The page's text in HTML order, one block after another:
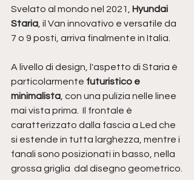
Svelato al mondo nel 2021, Hyundai
Staria , il Van innovativo e versatile da
7 o 9 posti, arriva finalmente in Italia.
A livello di design, l'aspetto di Staria è
particolarmente futuristico e
minimalista , con una pulizia nelle linee
mai vista prima.  Il frontale è
caratterizzato dalla fascia a Led che
si estende in tutta larghezza, mentre i
fanali sono posizionati in basso, nella
grossa griglia  dal disegno geometrico.